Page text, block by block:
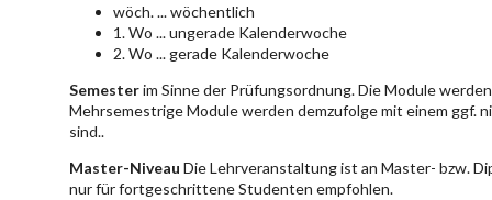
wöch. ... wöchentlich
1. Wo ... ungerade Kalenderwoche
2. Wo ... gerade Kalenderwoche
Semesterim Sinne der Prüfungsordnung. Die Module
Mehrsemestrige Module werden demzufolge mit einem ggf.
sind..
Master-Niveau Die Lehrveranstaltung ist an Master- bzw.
nur für fortgeschrittene Studenten empfohlen.